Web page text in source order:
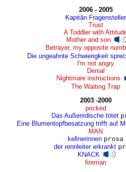
2006 - 2005
Kapitän Fragensteller
Trust
A Toddler with
Mother and son
Betrayer, my opposite
Die ungeahnte Schwierigkeit
I'm not angry
Denial
Nightmare instructions
The Waiting Trap
2003 -2000
pricked
Das Außerirdische tötet
Eine Blumentopfbesatzung trifft auf
MAN
kellnerinnen prosa
der rennleiter erkrankt
KNACK
fireman